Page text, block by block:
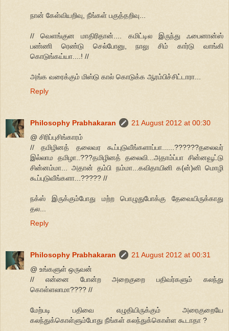
நான் கேள்வியறிவு, நீங்கள் பகுத்தறிவு...
// வெளங்குன மாதிரிதான்.... கமிட்டில இருந்து ஃபைனான்ஸ்
பண்ணி ரெண்டு செல்போனு, நாலு சிம் கார்டு வாங்கி
கொடுங்கய்யா....! //
அங்க வரைக்கும் மிஸ்டு கால் கொடுக்க ஆரம்பிச்சிட்டாரா...
Reply
Philosophy Prabhakaran
21 August 2012 at 00:30
@ சிரிப்புசிங்காரம்
// தமிழினத் தலைவர கூப்புடுவீங்களாப்பா......??????தலைவர்
இல்லாம தமிழா..???தமிழினத் தலைவி...அதாம்ப்பா சின்னவூட்டு
சின்னம்மா... அதான் தம்பி நம்மா...கவிதாயினி க(ன்)னி மொழி
கூப்புடுவீங்களா...????? //
நக்ஸ் இருக்கும்போது மற்ற பொழுதுபோக்கு தேவையிருக்காது
தல...
Reply
Philosophy Prabhakaran
21 August 2012 at 00:31
@ உங்களுள் ஒருவன்
// என்னை போன்ற அறைகுறை பதிவர்களும் கலந்து
கொள்ளலாமா???? //
மேற்படி பதிவை எழுதியிருக்கும் அரைகுறையே
கலந்துக்கொள்ளும்போது நீங்கள் கலந்துக்கொள்ள கூடாதா ?